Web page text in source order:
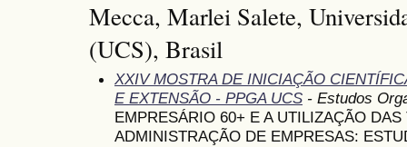
Mecca, Marlei Salete,
(UCS), Brasil
XXIV MOSTRA DE INICIAÇÃO
E EXTENSÃO - PPGA UCS - Estudos
EMPRESÁRIO 60+ E A UTILIZAÇÃO
ADMINISTRAÇÃO DE EMPRESAS: